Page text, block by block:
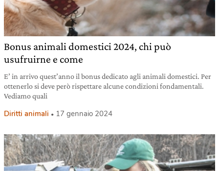
Bonus animali domestici 2024, chi può
usufruirne e come
E’ in arrivo quest’anno il bonus dedicato agli animali domestici. Per
ottenerlo si deve però rispettare alcune condizioni fondamentali.
Vediamo quali
Diritti animali 17 gennaio 2024